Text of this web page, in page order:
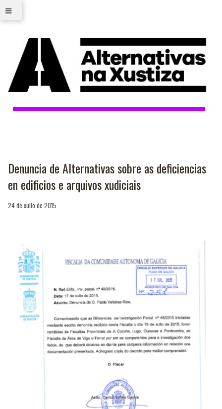
≡
Denuncia de Alternativas sobre as deficiencias
en edificios e arquivos xudiciais
24 de xullo de 2015